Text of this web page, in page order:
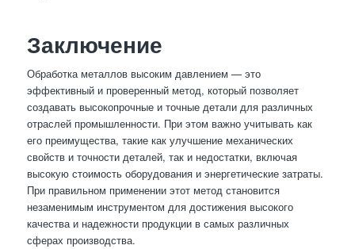
Заключение
Обработка металлов высоким давлением — это
эффективный и проверенный метод, который позволяет
создавать высокопрочные и точные детали для различных
отраслей промышленности. При этом важно учитывать как
его преимущества, такие как улучшение механических
свойств и точности деталей, так и недостатки, включая
высокую стоимость оборудования и энергетические затраты.
При правильном применении этот метод становится
незаменимым инструментом для достижения высокого
качества и надежности продукции в самых различных
сферах производства.